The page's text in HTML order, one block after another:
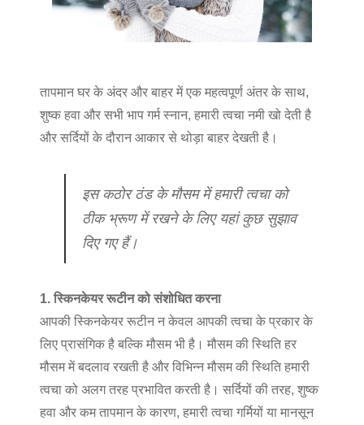
तापमान घर के अंदर और बाहर में एक महत्वपूर्ण अंतर के साथ,
शुष्क हवा और सभी भाप गर्म स्नान, हमारी त्वचा नमी खो देती है
और सर्दियों के दौरान आकार से थोड़ा बाहर देखती है।
इस कठोर ठंड के मौसम में हमारी त्वचा को
ठीक भ्रूण में रखने के लिए यहां कुछ सुझाव
दिए गए हैं।
1. स्किनकेयर रूटीन को संशोधित करना
आपकी स्किनकेयर रूटीन न केवल आपकी त्वचा के प्रकार के
लिए प्रासंगिक है बल्कि मौसम भी है। मौसम की स्थिति हर
मौसम में बदलाव रखती है और विभिन्न मौसम की स्थिति हमारी
त्वचा को अलग तरह प्रभावित करती है। सर्दियों की तरह, शुष्क
हवा और कम तापमान के कारण, हमारी त्वचा गर्मियों या मानसून